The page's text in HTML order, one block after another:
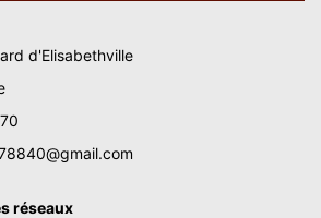
d'Elisabethville
réseaux